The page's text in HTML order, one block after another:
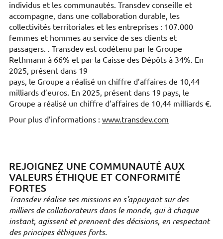
individus et les communautés. Transdev conseille et
accompagne, dans une collaboration durable, les
collectivités territoriales et les entreprises : 107.000
femmes et hommes au service de ses clients et
passagers. . Transdev est codétenu par le Groupe
Rethmann à 66% et par la Caisse des Dépôts à 34%. En
2025, présent dans 19
pays, le Groupe a réalisé un chiffre d’affaires de 10,44
milliards d’euros. En 2025, présent dans 19 pays, le
Groupe a réalisé un chiffre d’affaires de 10,44 milliards €.
Pour plus d’informations : www.transdev.com
REJOIGNEZ UNE COMMUNAUTÉ AUX
VALEURS ÉTHIQUE ET CONFORMITÉ
FORTES
Transdev réalise ses missions en s’appuyant sur des
milliers de collaborateurs dans le monde, qui à chaque
instant, agissent et prennent des décisions, en respectant
des principes éthiques forts.